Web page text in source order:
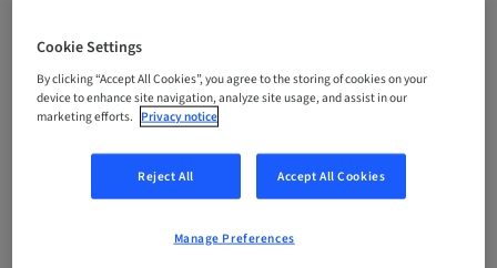
Registration deadline
12. Dec 2026 (UTC+1)
Language
Italian
Cookie Settings
By clicking “Accept All Cookies”, you agree to the storing of cookies on your
device to enhance site navigation, analyze site usage, and assist in our
marketing efforts. Privacy notice
Reject All Accept All Cookies
Manage Preferences